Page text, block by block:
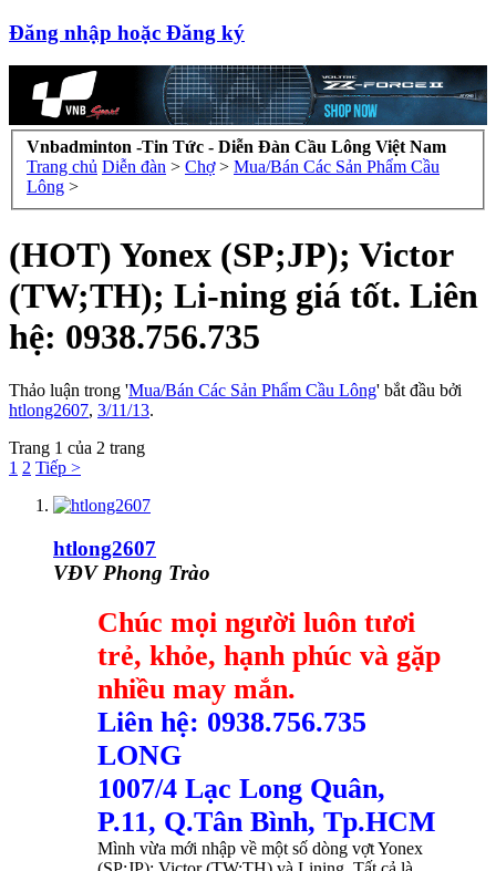
Đăng nhập hoặc Đăng ký
Vnbadminton -Tin Tức - Diễn Đàn Cầu Lông Việt Nam
Trang chủ Diễn đàn > Chợ > Mua/Bán Các Sản Phẩm Cầu
Lông >
(HOT) Yonex (SP;JP); Victor
(TW;TH); Li-ning giá tốt. Liên
hệ: 0938.756.735
Thảo luận trong 'Mua/Bán Các Sản Phẩm Cầu Lông' bắt đầu bởi
htlong2607, 3/11/13.
Trang 1 của 2 trang
1 2 Tiếp >
htlong2607
VĐV Phong Trào
Chúc mọi người luôn tươi
trẻ, khỏe, hạnh phúc và gặp
nhiều may mắn.
Liên hệ: 0938.756.735
LONG
1007/4 Lạc Long Quân,
P.11, Q.Tân Bình, Tp.HCM
Mình vừa mới nhập về một số dòng vợt Yonex